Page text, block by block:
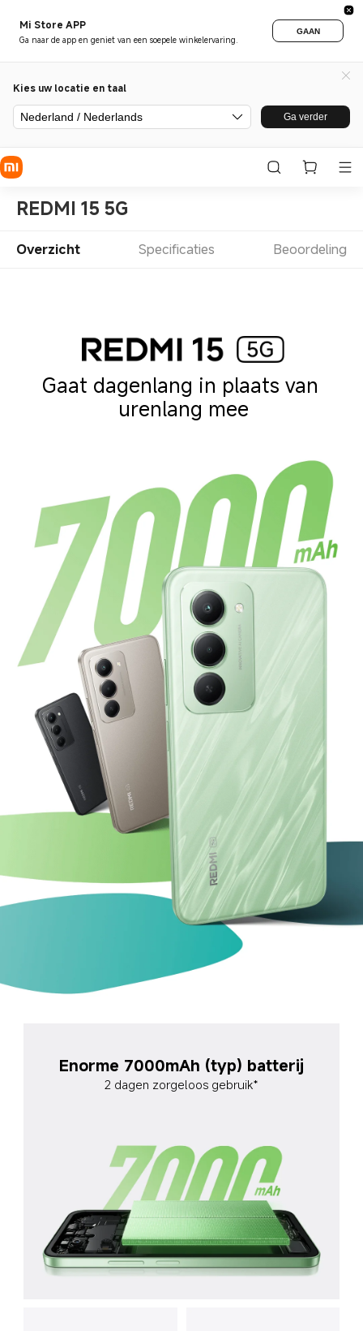
Mi Store APP
Ga naar de app en geniet van een soepele winkelervaring.
GAAN
Kies uw locatie en taal
Nederland / Nederlands Ga verder
REDMI 15 5G
Overzicht Specificaties Beoordeling
Gaat dagenlang in plaats van
urenlang mee
Enorme 7000mAh (typ) batterij
2 dagen zorgeloos gebruik*